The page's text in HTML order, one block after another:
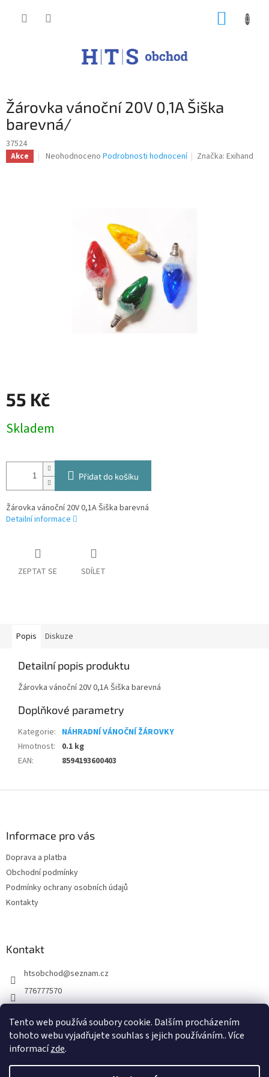
Tento web používá soubory cookie. Dalším procházením
tohoto webu vyjadřujete souhlas s jejich používáním.. Více
informacízde.
Žárovka vánoční 20V 0,1A Šiška
barevná/
37524
Akce
Průměrné
Neohodnoceno Podrobnosti hodnocení Značka:Exihand
55 Kč
cena:
Skladem
Přidat do košíku
Žárovka vánoční 20V 0,1A Šiška barevná
Detailní informace
ZEPTAT SE SDÍLET
Popis Diskuze
Detailní popis produktu
Žárovka vánoční 20V 0,1A Šiška barevná
Doplňkové parametry
Kategorie: NÁHRADNÍ VÁNOČNÍ ŽÁROVKY
Hmotnost:
0.1 kg
EAN: 8594193600403
Informace pro vás
Doprava a platba
Obchodní podmínky
Podmínky ochrany osobních údajů
Kontakty
Kontakt
htsobchod@seznam.cz
776777570
https://www.facebook.com/Elektro-Vr%C5%A1ovick%C3%A1-229
214624677338